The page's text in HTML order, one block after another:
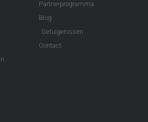
Partnerprogramma
Blog
Getuigenissen
Contact